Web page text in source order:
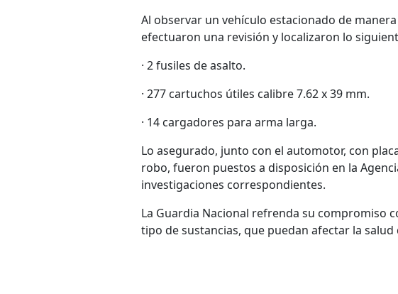
Al observar un vehículo estacionado de
efectuaron una revisión y localizaron lo
· 2 fusiles de asalto.
· 277 cartuchos útiles calibre 7.62 x 39 mm.
· 14 cargadores para arma larga.
Lo asegurado, junto con el automotor, con
robo, fueron puestos a disposición en la
investigaciones correspondientes.
La Guardia Nacional refrenda su compromiso
tipo de sustancias, que puedan afectar la salud